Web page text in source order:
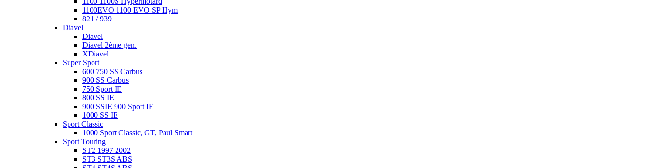
1100EVO 1100 EVO SP Hym
821 / 939
Diavel
Diavel
Diavel 2ème gen.
XDiavel
Super Sport
600 750 SS Carbus
900 SS Carbus
750 Sport IE
800 SS IE
900 SSIE 900 Sport IE
1000 SS IE
Sport Classic
1000 Sport Classic, GT, Paul Smart
Sport Touring
ST2 1997 2002
ST3 ST3S ABS